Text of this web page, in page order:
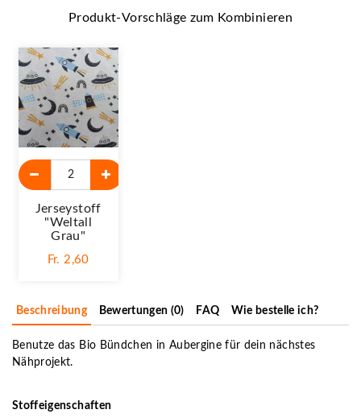
Produkt-Vorschläge zum Kombinieren
Jerseystoff
"Weltall
Grau"
Fr. 2,60
Beschreibung Bewertungen (0) FAQ Wie bestelle ich?
Benutze das Bio Bündchen in Aubergine für dein nächstes
Nähprojekt.
Stoffeigenschaften